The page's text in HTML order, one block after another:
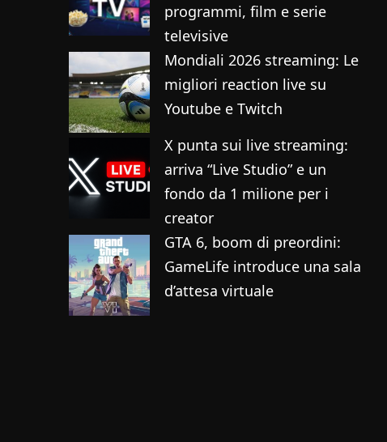
programmi, film e serie
televisive
Mondiali 2026 streaming: Le
migliori reaction live su
Youtube e Twitch
X punta sui live streaming:
arriva “Live Studio” e un
fondo da 1 milione per i
creator
GTA 6, boom di preordini:
GameLife introduce una sala
d’attesa virtuale